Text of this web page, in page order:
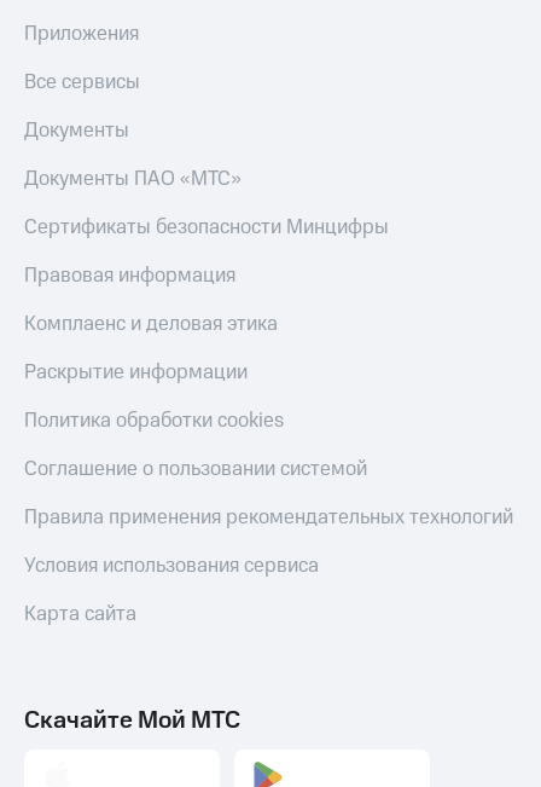
Приложения
Все сервисы
Документы
Документы ПАО «МТС»
Сертификаты безопасности Минцифры
Правовая информация
Комплаенс и деловая этика
Раскрытие информации
Политика обработки cookies
Соглашение о пользовании системой
Правила применения рекомендательных технологий
Условия использования сервиса
Карта сайта
Скачайте Мой МТС